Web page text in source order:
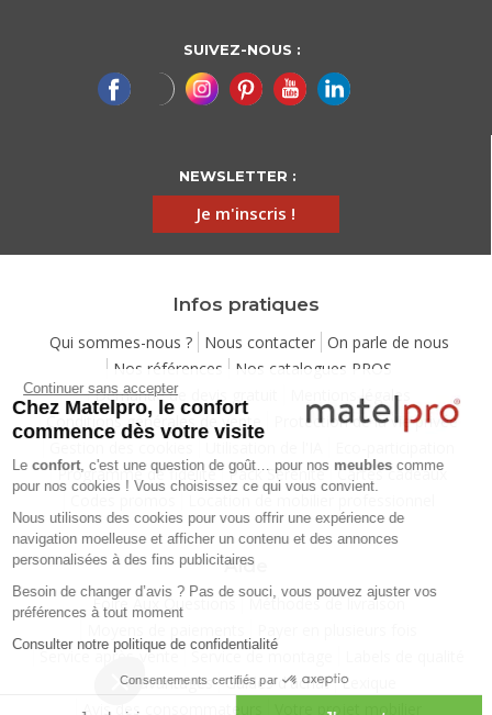
SUIVEZ-NOUS :
NEWSLETTER :
Je m'inscris !
Infos pratiques
Qui sommes-nous ? Nous contacter
On parle de nous
Nos références
Nos catalogues PROS
Demande de devis gratuit
Mentions légales
Conditions générales de vente
Protection de la vie privée
Programme de fidélité Pack Sérénité
Cartes cadeaux
Location de mobilier professionnel
Aide
Foire Aux Questions
Méthodes de livraison
Service après-vente
Service de montage
Vos avantages Guides d'achat Lexique
Avis des consommateurs
Votre projet mobilier
Continuer sans accepter
Chez Matelpro, le confort
commence dès votre visite
Leconfort, c'est une question de goût… pour nosmeublescomme
pour nos cookies ! Vous choisissez ce qui vous convient.
Nous utilisons des cookies pour vous offrir une expérience de
navigation moelleuse et afficher un contenu et des annonces
personnalisées à des fins publicitaires
Besoin de changer d’avis ? Pas de souci, vous pouvez ajuster vos
préférences à tout moment
Consulter notre politique de confidentialité
Consentements certifiés par